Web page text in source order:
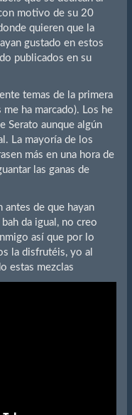
motivo de su 20
quieren que la
gustado en estos
publicados en su
temas de la primera
ha marcado). Los he
Serato aunque algún
La mayoría de los
más en una hora de
las ganas de
antes de que hayan
da igual, no creo
así que por lo
la disfrutéis, yo al
estas mezclas